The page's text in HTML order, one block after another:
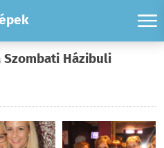
Szombati Házibuli